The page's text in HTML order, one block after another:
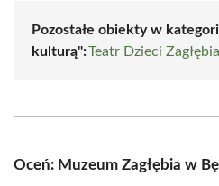
Pozostałe obiekty w
kulturą":Teatr Dzieci Zagłębia
Oceń: Muzeum Zagłębia w